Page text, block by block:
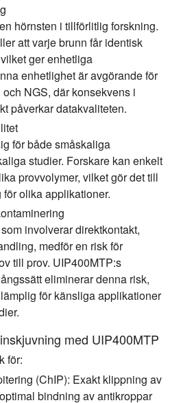
hörnsten i tillförlitlig forskning.
att varje brunn får identisk
ger enhetliga
enhetlighet är avgörande för
NGS, där konsekvens i
påverkar datakvaliteten.
för både småskaliga
studier. Forskare kan enkelt
provvolymer, vilket gör det till
olika applikationer.
involverar direktkontakt,
medför en risk för
till prov. UIP400MTP:s
eliminerar denna risk,
för känsliga applikationer
med UIP400MTP
för:
(ChIP): Exakt klippning av
bindning av antikroppar